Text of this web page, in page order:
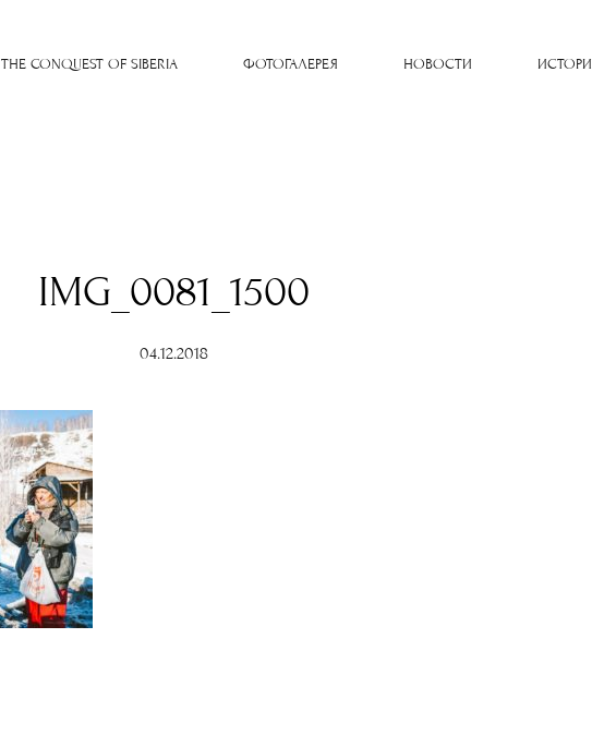
THE CONQUEST OF SIBERIA ФОТОГАЛЕРЕЯ НОВОСТИ
IMG_0081_1500
04.12.2018